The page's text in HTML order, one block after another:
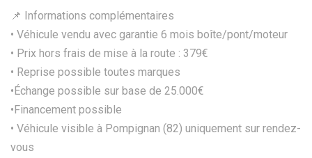
📌 Informations complémentaires
• Véhicule vendu avec garantie 6 mois boîte/pont/moteur
• Prix hors frais de mise à la route : 379€
• Reprise possible toutes marques
•Échange possible sur base de 25.000€
•Financement possible
• Véhicule visible à Pompignan (82) uniquement sur rendez-
vous